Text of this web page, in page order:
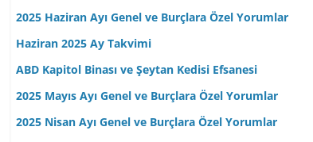
2025 Haziran Ayı Genel ve Burçlara Özel Yorumlar
Haziran 2025 Ay Takvimi
ABD Kapitol Binası ve Şeytan Kedisi Efsanesi
2025 Mayıs Ayı Genel ve Burçlara Özel Yorumlar
2025 Nisan Ayı Genel ve Burçlara Özel Yorumlar